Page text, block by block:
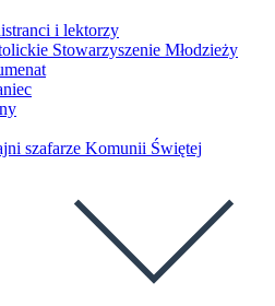
i lektorzy
Stowarzyszenie Młodzieży
szafarze Komunii Świętej